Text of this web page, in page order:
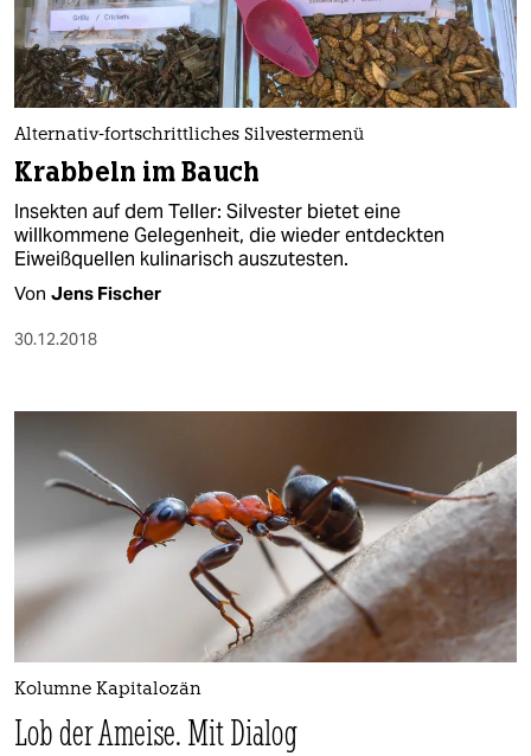
Alternativ-fortschrittliches Silvestermenü
Krabbeln im Bauch
Insekten auf dem Teller: Silvester bietet eine
willkommene Gelegenheit, die wieder entdeckten
Eiweißquellen kulinarisch auszutesten.
Von Jens Fischer
30.12.2018
Kolumne Kapitalozän
Lob der Ameise. Mit Dialog